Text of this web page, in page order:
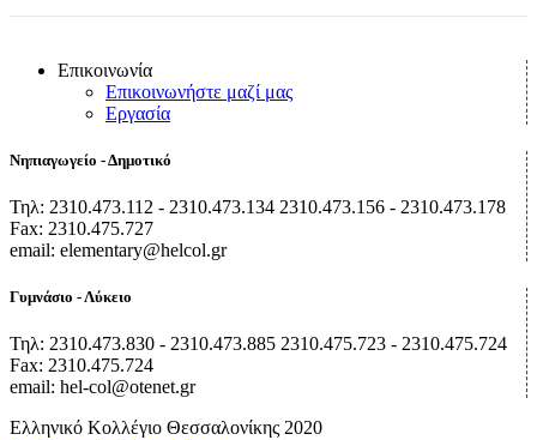
Επικοινωνία
Επικοινωνήστε μαζί μας
Εργασία
Νηπιαγωγείο - Δημοτικό
Τηλ: 2310.473.112 - 2310.473.134 2310.473.156 - 2310.473.178
Fax: 2310.475.727
email: elementary@helcol.gr
Γυμνάσιο - Λύκειο
Τηλ: 2310.473.830 - 2310.473.885 2310.475.723 - 2310.475.724
Fax: 2310.475.724
email: hel-col@otenet.gr
Ελληνικό Κολλέγιο Θεσσαλονίκης 2020